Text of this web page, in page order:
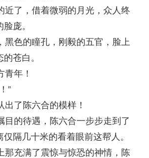
了，借着微弱的月光，众人终
庞。
色的瞳孔，刚毅的五官，脸上
苍白。
年！
”
了陈六合的模样！
的待遇，陈六合一步步走到了
隔几十米的看着眼前这帮人。
充满了震惊与惊恐的神情，陈